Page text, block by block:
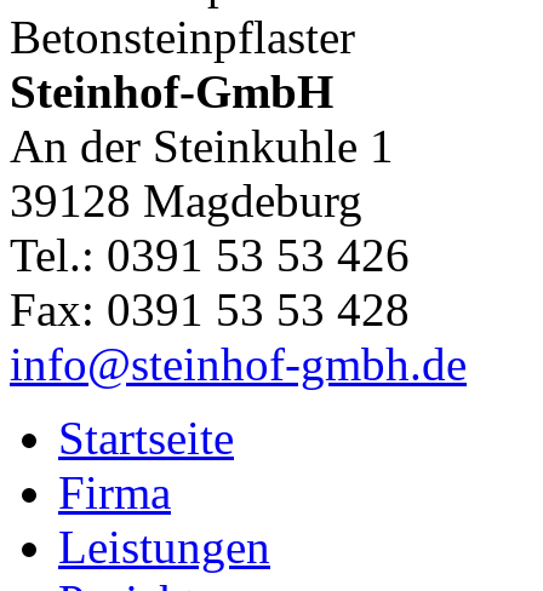
Betonsteinpflaster
Steinhof-GmbH
An der Steinkuhle 1
39128 Magdeburg
Tel.: 0391 53 53 426
Fax: 0391 53 53 428
info@steinhof-gmbh.de
Startseite
Firma
Leistungen